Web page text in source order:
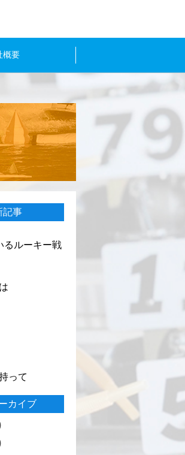
概要
記事
るルーキー戦
って
カイブ